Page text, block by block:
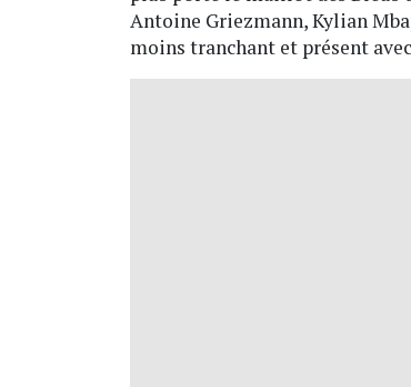
Antoine Griezmann, Kylian
moins tranchant et présent